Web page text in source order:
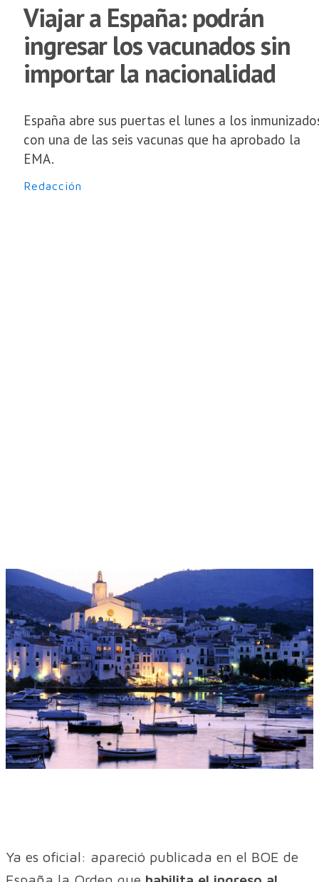
Viajar a España: podrán
ingresar los vacunados sin
importar la nacionalidad
España abre sus puertas el lunes a los
con una de las seis vacunas que ha aprobado la
EMA.
Redacción
Ya es oficial: apareció publicada en el BOE de